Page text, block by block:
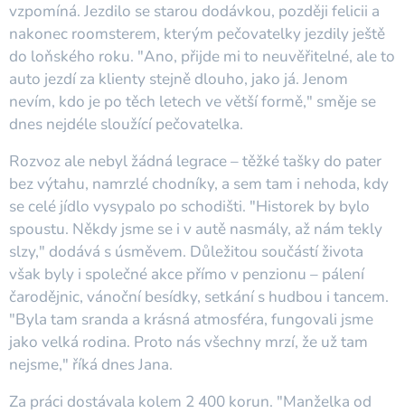
vzpomíná. Jezdilo se starou dodávkou, později felicii a
nakonec roomsterem, kterým pečovatelky jezdily ještě
do loňského roku. "Ano, přijde mi to neuvěřitelné, ale to
auto jezdí za klienty stejně dlouho, jako já. Jenom
nevím, kdo je po těch letech ve větší formě," směje se
dnes nejdéle sloužící pečovatelka.
Rozvoz ale nebyl žádná legrace – těžké tašky do pater
bez výtahu, namrzlé chodníky, a sem tam i nehoda, kdy
se celé jídlo vysypalo po schodišti. "Historek by bylo
spoustu. Někdy jsme se i v autě nasmály, až nám tekly
slzy," dodává s úsměvem. Důležitou součástí života
však byly i společné akce přímo v penzionu – pálení
čarodějnic, vánoční besídky, setkání s hudbou i tancem.
"Byla tam sranda a krásná atmosféra, fungovali jsme
jako velká rodina. Proto nás všechny mrzí, že už tam
nejsme," říká dnes Jana.
Za práci dostávala kolem 2 400 korun. "Manželka od